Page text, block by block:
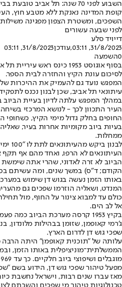
השבוע לפני 70 שנה: תל אביב טובעת בביוב
קופת המדינה נאנקת ללא מטבע חוץ,
השפכים, ומשטרת הצפון מפגינה
לפני שבעה עשורים
דייויד סלע
31/8/2023, 03:11
,עודכן31/8/2023, 03:11
0השמעה
בסוף אוגוסט 1953 כינס ראש
לסיכום עונת הקיץ והחזרה לבית הספר.
המפגש נועד גם להעמיק את ההיכרות
עיתונאי תל אביב, שכן לבנון נכנס
במהלך המפגש עלתה לדיון בעיית
העיר התכוון לכך - לנושא המרכזי
החופים בחלק גדול מימי הקיץ, כשחופי
בעיות ביוב מקומיות אחרות בעיר,
ממחלות.
העיתונאים לא הרפו, ואחד מהם אף
הביוב לא זרה לאדוני, שהרי אתה
הקודם; ד"ס) במשך שנים, ומה עשיתם
באותו הזמן נעשה בגוש דן שימוש
המנדט, ושאליה הוזרמו שפכים גם
כולם עד למבוא צינור על החוף, מול
אל לב הים.
בקיץ 1953 קרסה מערכת הביוב
ג'רמי קאופמן, שזומן בבהילות מלונדון,
שפכי גוש דן לדרום הארץ.
עלותה של "תוכנית קאופמן" היתה
הממשלתית־מוניציפלית באותו הזמן,
מפעל טיהור שפכי גוש דן, הידוע בשם
מאז עברו שנים רבות, וישראל נחשבת
טכנולוגיות טיהור מי שפכים והשבתם